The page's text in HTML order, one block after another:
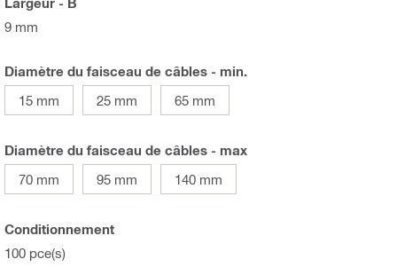
9 mm
Diamètre du faisceau de câbles - min.
15 mm
25 mm 65 mm
Diamètre du faisceau de câbles - max
70 mm
95 mm 140 mm
Conditionnement
100 pce(s)